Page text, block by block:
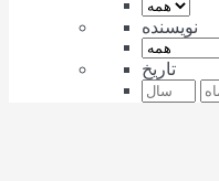
نویسنده
تاریخ